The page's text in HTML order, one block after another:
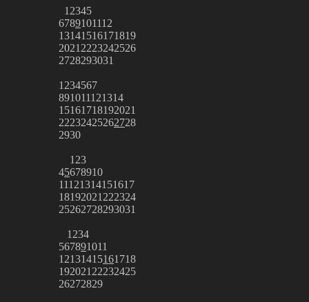
1 2345
6789101112
13141516171819
2021 2223242526
2728293031
1 234567
891011121314
15161718192021
22232425262728
2930
1 23
45678910
11121314151617
18192021 222324
25262728293031
1 234
567891011
12131415161718
192021 22232425
26272829